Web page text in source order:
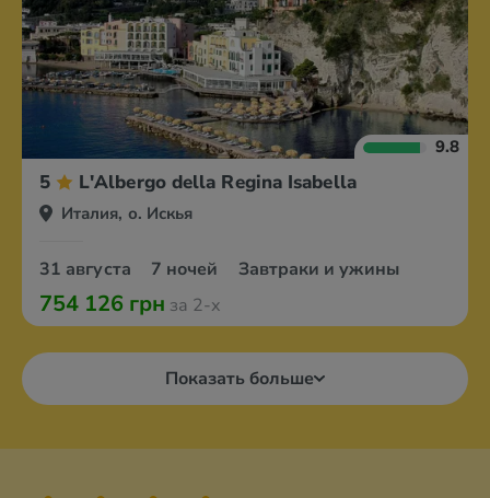
9.8
5 L'Albergo della Regina Isabella
Италия, о. Искья
31 августа 7 ночей Завтраки и ужины
754 126 грн за 2-х
Показать больше